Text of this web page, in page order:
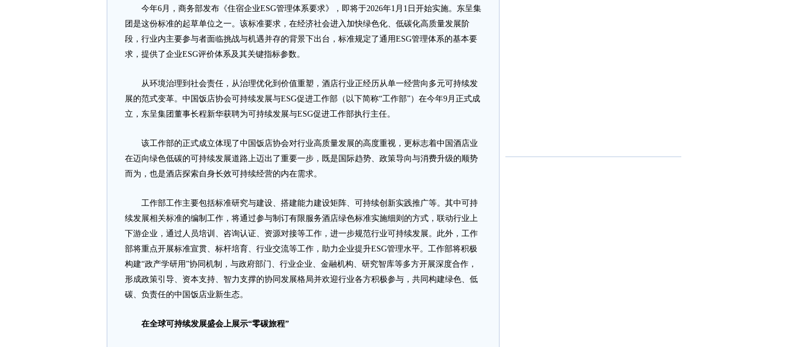
今年6月，商务部发布《住宿企业ESG管理体系要求》，即将于2026年1月1日开始实施。东呈集
团是这份标准的起草单位之一。该标准要求，在经济社会进入加快绿色化、低碳化高质量发展阶
段，行业内主要参与者面临挑战与机遇并存的背景下出台，标准规定了通用ESG管理体系的基本要
求，提供了企业ESG评价体系及其关键指标参数。
从环境治理到社会责任，从治理优化到价值重塑，酒店行业正经历从单一经营向多元可持续发
展的范式变革。中国饭店协会可持续发展与ESG促进工作部（以下简称“工作部”）在今年9月正式成
立，东呈集团董事长程新华获聘为可持续发展与ESG促进工作部执行主任。
该工作部的正式成立体现了中国饭店协会对行业高质量发展的高度重视，更标志着中国酒店业
在迈向绿色低碳的可持续发展道路上迈出了重要一步，既是国际趋势、政策导向与消费升级的顺势
而为，也是酒店探索自身长效可持续经营的内在需求。
工作部工作主要包括标准研究与建设、搭建能力建设矩阵、可持续创新实践推广等。其中可持
续发展相关标准的编制工作，将通过参与制订有限服务酒店绿色标准实施细则的方式，联动行业上
下游企业，通过人员培训、咨询认证、资源对接等工作，进一步规范行业可持续发展。此外，工作
部将重点开展标准宣贯、标杆培育、行业交流等工作，助力企业提升ESG管理水平。工作部将积极
构建“政产学研用”协同机制，与政府部门、行业企业、金融机构、研究智库等多方开展深度合作，
形成政策引导、资本支持、智力支撑的协同发展格局并欢迎行业各方积极参与，共同构建绿色、低
碳、负责任的中国饭店业新生态。
在全球可持续发展盛会上展示“零碳旅程”